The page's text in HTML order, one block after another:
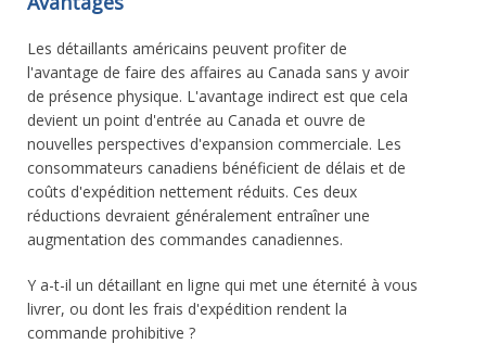
Les détaillants américains peuvent profiter de
l'avantage de faire des affaires au Canada sans y avoir
de présence physique. L'avantage indirect est que cela
devient un point d'entrée au Canada et ouvre de
nouvelles perspectives d'expansion commerciale. Les
consommateurs canadiens bénéficient de délais et de
coûts d'expédition nettement réduits. Ces deux
réductions devraient généralement entraîner une
augmentation des commandes canadiennes.
Y a-t-il un détaillant en ligne qui met une éternité à vous
livrer, ou dont les frais d'expédition rendent la
commande prohibitive ?